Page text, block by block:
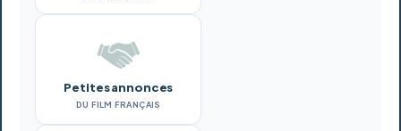
Petites annonces
DU FILM FRANÇAIS